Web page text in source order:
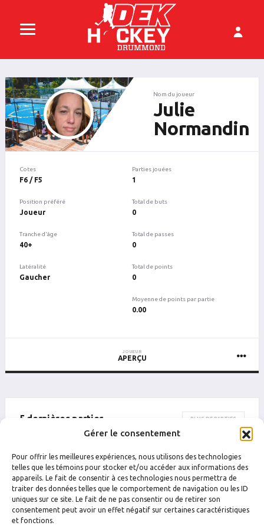
Gérer le consentement
Pour offrir les meilleures expériences, nous utilisons des technologies
telles que les témoins pour stocker et/ou accéder aux informations des
appareils. Le fait de consentir à ces technologies nous permettra de
traiter des données telles que le comportement de navigation ou les ID
uniques sur ce site. Le fait de ne pas consentir ou de retirer son
consentement peut avoir un effet négatif sur certaines caractéristiques
et fonctions.
Nom du joueur
Julie
Normandin
Cotes
F6 / F5
Position préféré
Joueur
Tranche d'âge
40+
Latéralité
Gaucher
Parties jouées
1
Total de buts
0
Total de passes
0
Total de points
0
Moyenne de points par partie
0.00
JOUEUR
APERÇU
5 dernières parties PLUS DE PARTIES
12 juin 2024 23 h 10 Queen-25
Drummondville
L'avant-Match de la Finlande